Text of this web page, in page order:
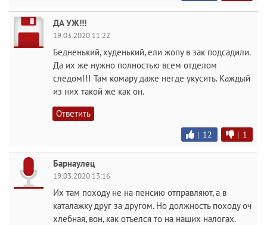
ДА УЖ!!!
19.03.2020 11:22
Бедненький, худенький, ели жопу в зак подсадили.
Да их же нужно полностью всем отделом
следом!!! Там комару даже негде укусить. Каждый
из них такой же как он.
Ответить
| 12 | 1
Барнаулец
19.03.2020 13:16
Их там походу не на пенсию отправляют, а в
каталажку друг за другом. Но должность походу оч
хлебная, вон, как отъелся то на наших налогах.